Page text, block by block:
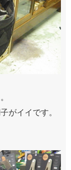
がイイです。